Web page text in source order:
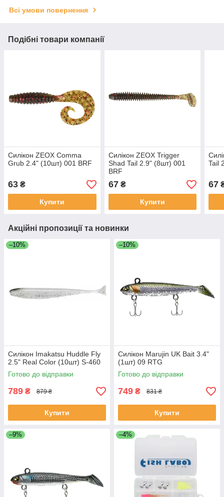
Всі умови повернення
Подібні товари компанії
Силікон ZEOX Сomma
Grub 2.4" (10шт) 001 BRF
63 ₴
Купити
Силікон ZEOX Trigger
Shad Tail 2.9" (8шт) 001
BRF
67₴
Купити
Tail
67
Акційні пропозиції та новинки
–10%
Силікон Imakatsu Huddle Fly
2.5" Real Color (10шт) S-460
Готово до відправки
789 ₴ 879 ₴
Купити
–10%
Силікон Marujin UK Bait 3.4"
(1шт) 09 RTG
Готово до відправки
749 ₴ 831 ₴
Купити
–9% –4%